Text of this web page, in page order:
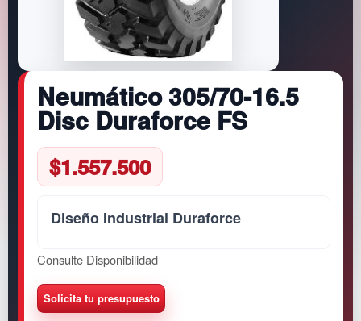
Neumático 305/70-16.5
Disc Duraforce FS
$1.557.500
Diseño Industrial Duraforce
Consulte Disponibilidad